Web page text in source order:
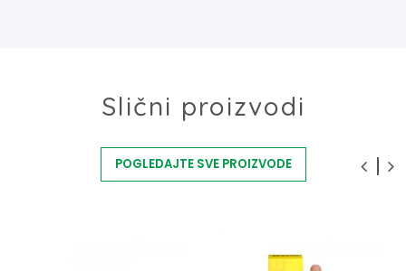
Slični proizvodi
POGLEDAJTE SVE PROIZVODE